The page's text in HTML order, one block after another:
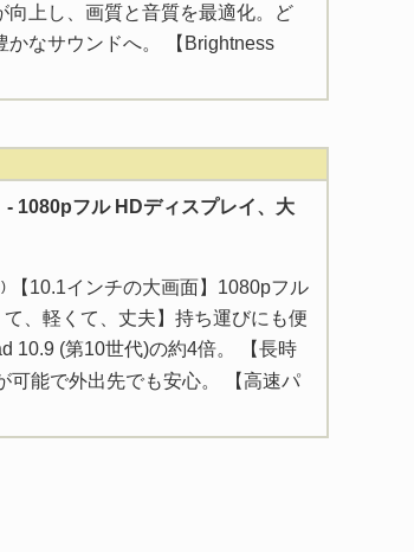
向上し、画質と音質を最適化。ど
かなサウンドへ。 【Brightness
1080pフル HDディスプレイ、大
)
【10.1インチの大画面】1080pフル
、軽くて、丈夫】持ち運びにも便
10.9 (第10世代)の約4倍。 【長時
可能で外出先でも安心。 【高速パ